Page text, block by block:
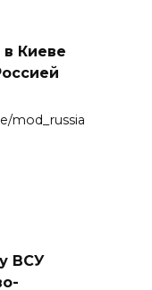
в Киеве
mod_russia
ВСУ